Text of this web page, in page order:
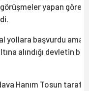
yapan
yollara başvurdu ama
alındığı devletin
Hanım Tosun